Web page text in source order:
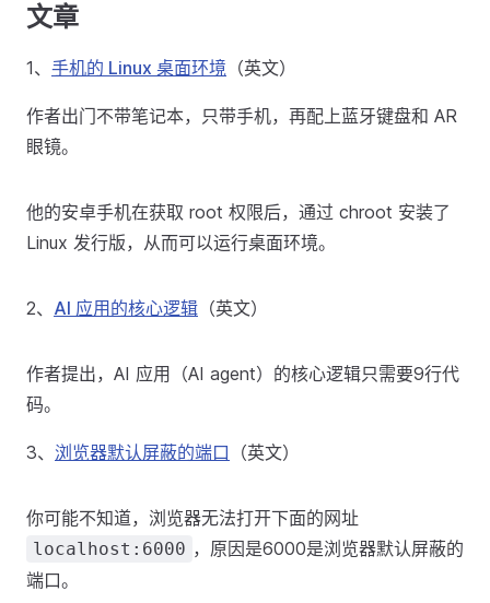
文章
1、 手机的 Linux 桌面环境 （英文）
作者出门不带笔记本，只带手机，再配上蓝牙键盘和 AR
眼镜。
他的安卓手机在获取 root 权限后，通过 chroot 安装了
Linux 发行版，从而可以运行桌面环境。
2、 AI 应用的核心逻辑 （英文）
作者提出，AI 应用（AI agent）的核心逻辑只需要9行代
码。
3、 浏览器默认屏蔽的端口 （英文）
你可能不知道，浏览器无法打开下面的网址
localhost:6000 ，原因是6000是浏览器默认屏蔽的
端口。